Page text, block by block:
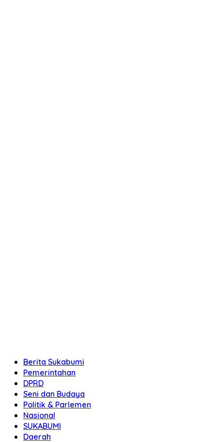
Berita Sukabumi
Pemerintahan
DPRD
Seni dan Budaya
Politik & Parlemen
Nasional
SUKABUMI
Daerah